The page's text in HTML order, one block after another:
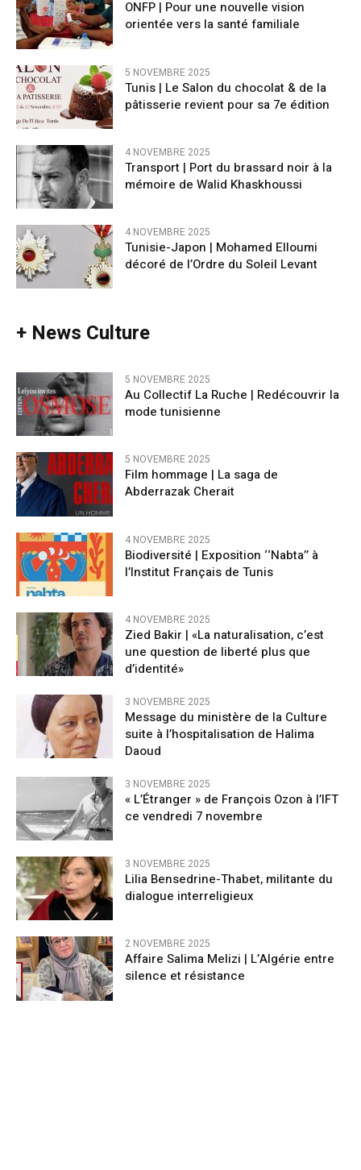
ONFP | Pour une nouvelle vision
orientée vers la santé familiale
5 NOVEMBRE 2025
Tunis | Le Salon du chocolat & de la
pâtisserie revient pour sa 7e édition
4 NOVEMBRE 2025
Transport | Port du brassard noir à la
mémoire de Walid Khaskhoussi
4 NOVEMBRE 2025
Tunisie-Japon | Mohamed Elloumi
décoré de l’Ordre du Soleil Levant
+ News Culture
5 NOVEMBRE 2025
Au Collectif La Ruche | Redécouvrir la
mode tunisienne
5 NOVEMBRE 2025
Film hommage | La saga de
Abderrazak Cherait
4 NOVEMBRE 2025
Biodiversité | Exposition ‘‘Nabta’’ à
l’Institut Français de Tunis
4 NOVEMBRE 2025
Zied Bakir | «La naturalisation, c’est
une question de liberté plus que
d’identité»
3 NOVEMBRE 2025
Message du ministère de la Culture
suite à l’hospitalisation de Halima
Daoud
3 NOVEMBRE 2025
« L’Étranger » de François Ozon à l’IFT
ce vendredi 7 novembre
3 NOVEMBRE 2025
Lilia Bensedrine-Thabet, militante du
dialogue interreligieux
2 NOVEMBRE 2025
Affaire Salima Melizi | L’Algérie entre
silence et résistance